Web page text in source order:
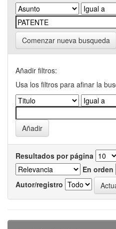
Comenzar nueva busqueda
Añadir filtros:
Usa los filtros para afinar la
Resultados por página
En orden
Autor/registro